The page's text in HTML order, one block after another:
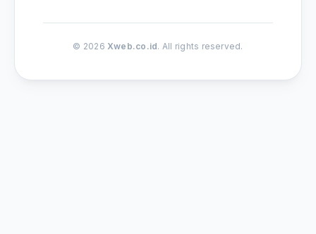
© 2026 Xweb.co.id. All rights reserved.